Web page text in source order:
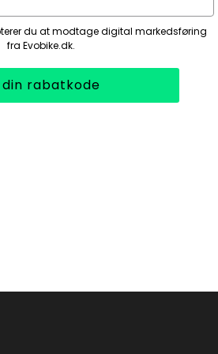
du at modtage digital markedsføring
fra Evobike.dk.
din rabatkode